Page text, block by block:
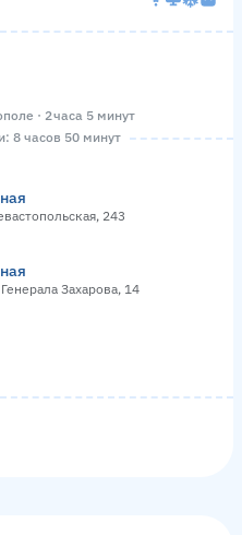
· 2 часа 5 минут
8 часов 50 минут
243
Захарова, 14